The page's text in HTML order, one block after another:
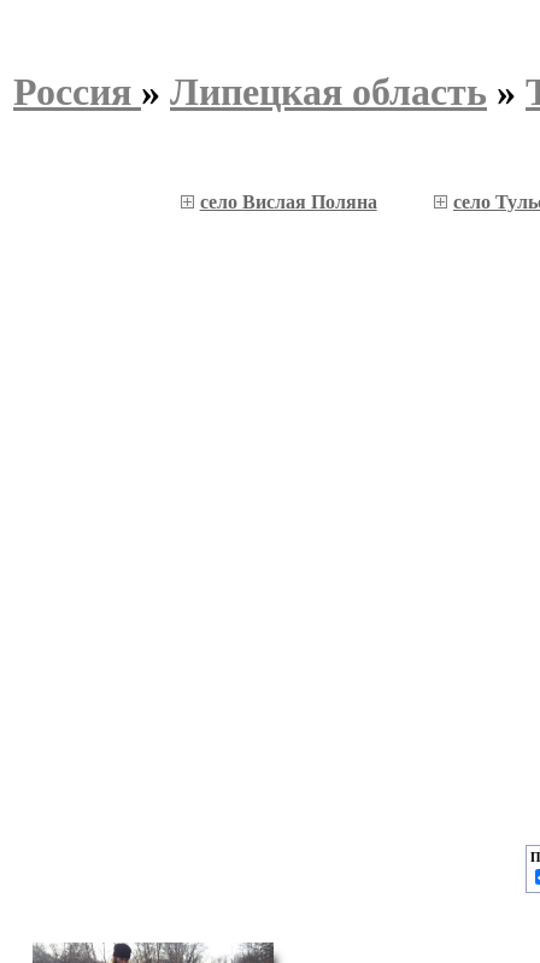
Россия » Липецкая область »
село Вислая Поляна село